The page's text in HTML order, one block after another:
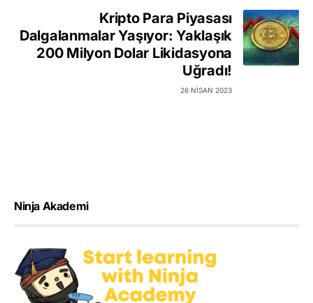
Kripto Para Piyasası
Dalgalanmalar Yaşıyor: Yaklaşık
200 Milyon Dolar Likidasyona
Uğradı!
26 NISAN 2023
Ninja Akademi